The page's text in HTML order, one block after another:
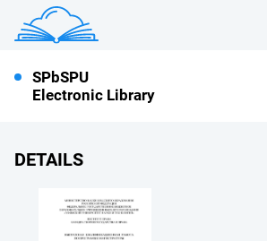
SPbSPU
Electronic Library
DETAILS